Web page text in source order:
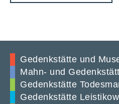
Gedenkstätte und
Mahn- und
Gedenkstätte
Gedenkstätte